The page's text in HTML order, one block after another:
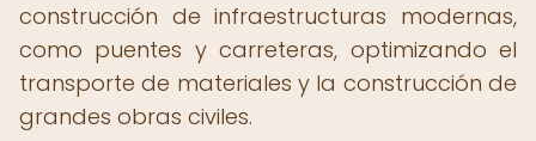
construcción de infraestructuras modernas,
como puentes y carreteras, optimizando el
transporte de materiales y la construcción de
grandes obras civiles.